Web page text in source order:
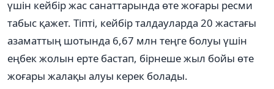
үшін кейбір жас санаттарында өте жоғары ресми
табыс қажет. Тіпті, кейбір талдауларда 20 жастағы
азаматтың шотында 6,67 млн теңге болуы үшін
еңбек жолын ерте бастап, бірнеше жыл бойы өте
жоғары жалақы алуы керек болады.